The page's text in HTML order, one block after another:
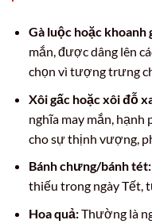
Gà luộc hoặc khoanh
mắn, được dâng lên
chọn vì tượng trưng
Xôi gấc hoặc xôi đỗ
nghĩa may mắn,
cho sự thịnh vượng,
Bánh chưng/bánh tét:
thiếu trong ngày Tết,
Hoa quả:Thường là